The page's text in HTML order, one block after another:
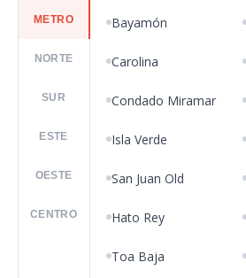
METRO
NORTE
SUR
ESTE
OESTE
CENTRO
Bayamón
Carolina
Condado Miramar
Isla Verde
San Juan Old
Hato Rey
Toa Baja